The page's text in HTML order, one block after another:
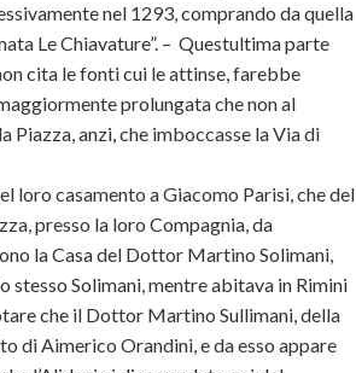
nel 1293, comprando da quella
Le Chiavature”. – Questultima parte
cita le fonti cui le attinse, farebbe
prolungata che non al
Piazza, anzi, che imboccasse la Via di
loro casamento a Giacomo Parisi, che del
presso la loro Compagnia, da
la Casa del Dottor Martino Solimani,
stesso Solimani, mentre abitava in Rimini
che il Dottor Martino Sullimani, della
di Aimerico Orandini, e da esso appare